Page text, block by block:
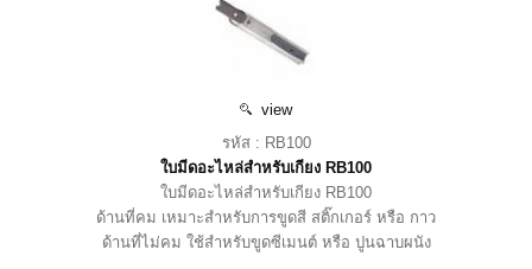
view
รหัส : RB100
ใบมีดอะไหล่สำหรับเกียง RB100
ใบมีดอะไหล่สำหรับเกียง RB100
ด้านที่คม เหมาะสำหรับการขูดสี สติ๊กเกอร์ หรือ กาว
ด้านที่ไม่คม ใช้สำหรับขูดซีเมนต์ หรือ ปูนฉาบผนัง